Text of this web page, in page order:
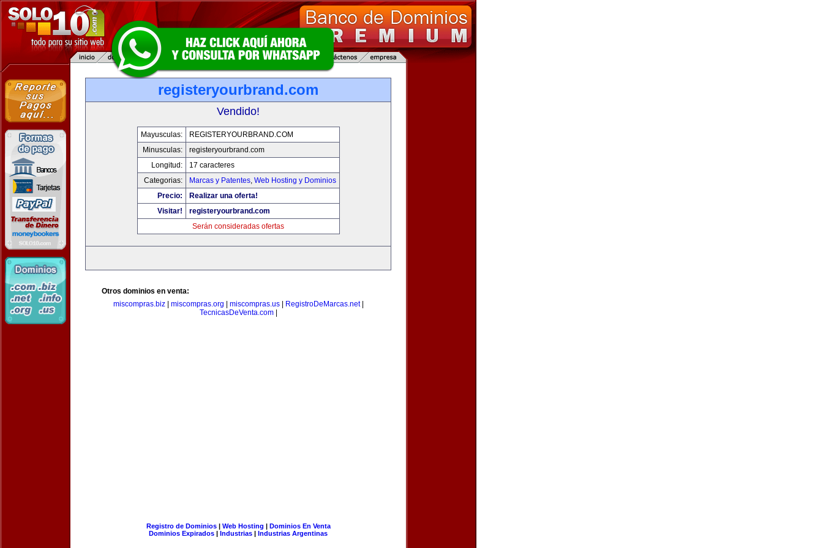
registeryourbrand.com
Vendido!
Mayusculas:
REGISTERYOURBRAND.COM
Minusculas:
registeryourbrand.com
Longitud:
17 caracteres
Categorias:
Marcas y Patentes, Web Hosting y Dominios
Precio:
Realizar una oferta!
Visitar!
registeryourbrand.com
Serán consideradas ofertas
Otros dominios en venta:
miscompras.biz| miscompras.org miscompras.us| RegistroDeMarcas.net|
TecnicasDeVenta.com|
Registro de Dominios| Web Hosting | Dominios En Venta
Dominios Expirados | Industrias | Industrias Argentinas